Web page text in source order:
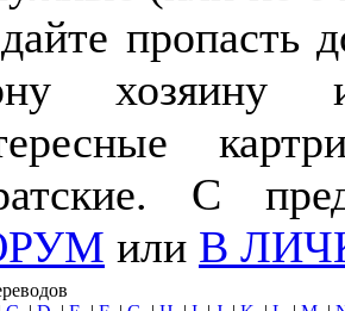
пропасть
хозяину
С
или В